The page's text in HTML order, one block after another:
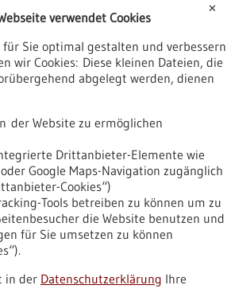
✕
verwendet Cookies
für Sie optimal gestalten und verbessern
wir Cookies: Diese kleinen Dateien, die
abgelegt werden, dienen
der Website zu ermöglichen
Drittanbieter-Elemente wie
Google Maps-Navigation zugänglich
Cookies“)
Tools betreiben zu können um zu
die Website benutzen und
für Sie umsetzen zu können
in der Datenschutzerklärung Ihre